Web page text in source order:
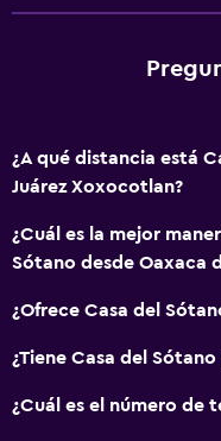
¿A qué distancia está
Juárez Xoxocotlan?
¿Cuál es la mejor
Sótano desde Oaxaca
¿Ofrece Casa del
¿Tiene Casa del Sótano
¿Cuál es el número de